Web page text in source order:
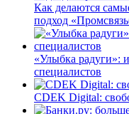
Как делаются
подход
«Улыбка радуги»:
специалистов
CDEK Digital: